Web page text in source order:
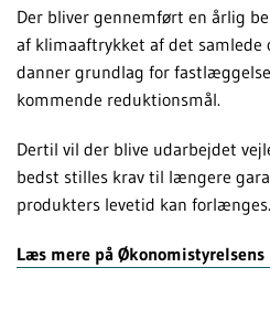
Der bliver gennemført en årlig
af klimaaftrykket af det samlede
danner grundlag for
kommende reduktionsmål.
Dertil vil der blive udarbejdet
bedst stilles krav til længere
produkters levetid kan forlænges.
Læs mere på